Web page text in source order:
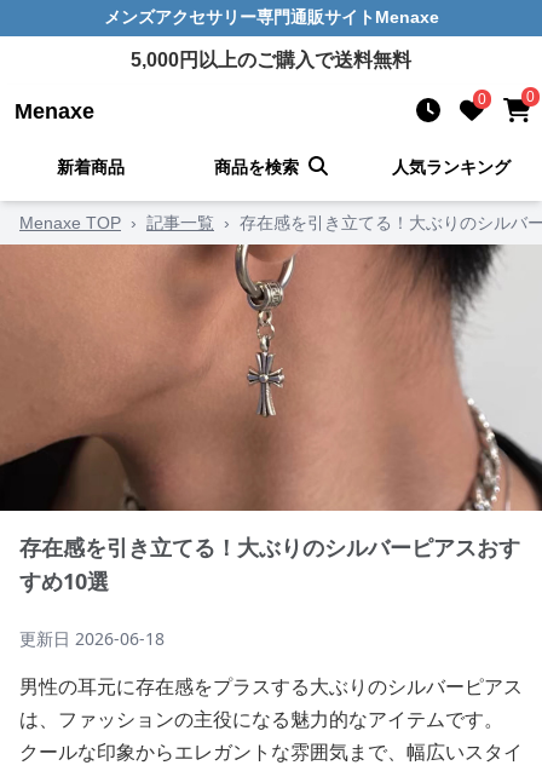
メンズアクセサリー専門通販サイト Menaxe
5,000円以上のご購入で送料無料
Menaxe 0 0
新着商品 商品を検索 人気ランキング
Menaxe TOP › 記事一覧 › 存在感を引き立てる！大ぶりのシルバ
存在感を引き立てる！大ぶりのシルバーピアスおす
すめ10選
更新日 2026-06-18
男性の耳元に存在感をプラスする大ぶりのシルバーピアス
は、ファッションの主役になる魅力的なアイテムです。
クールな印象からエレガントな雰囲気まで、幅広いスタイ